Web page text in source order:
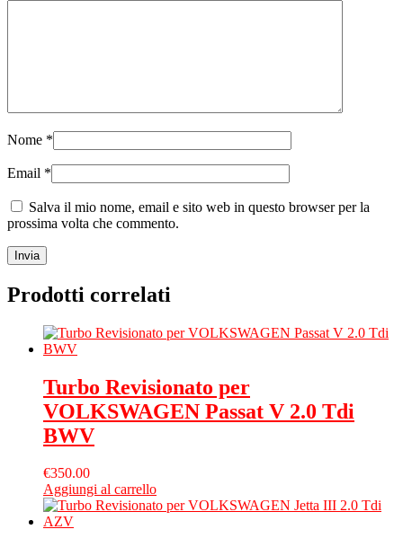
Nome *
Email *
Salva il mio nome, email e sito web in questo browser per la
prossima volta che commento.
Prodotti correlati
Turbo Revisionato per
VOLKSWAGEN Passat V 2.0 Tdi
BWV
€350.00
Aggiungi al carrello